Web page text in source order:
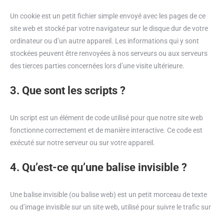
Un cookie est un petit fichier simple envoyé avec les pages de ce
site web et stocké par votre navigateur sur le disque dur de votre
ordinateur ou d’un autre appareil. Les informations qui y sont
stockées peuvent être renvoyées à nos serveurs ou aux serveurs
des tierces parties concernées lors d’une visite ultérieure.
3. Que sont les scripts ?
Un script est un élément de code utilisé pour que notre site web
fonctionne correctement et de manière interactive. Ce code est
exécuté sur notre serveur ou sur votre appareil.
4. Qu’est-ce qu’une balise invisible ?
Une balise invisible (ou balise web) est un petit morceau de texte
ou d’image invisible sur un site web, utilisé pour suivre le trafic sur